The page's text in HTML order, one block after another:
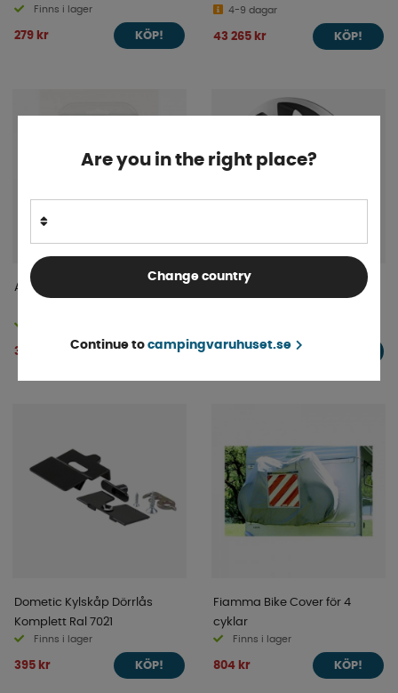
Finns i lager
279 kr KÖP!
4-9 dagar
43 265 kr KÖP!
Alde Utomhusgivare
309 kr KÖP!
ProPlus Hjulsidor Roco
549 kr
Dometic Kylskåp Dörrlås
Komplett Ral 7021
Finns i lager
395 kr KÖP!
Fiamma Bike Cover för 4
cyklar
Finns i lager
804 kr KÖP!
Are you in the right place?
Change country
Continue to campingvaruhuset.se